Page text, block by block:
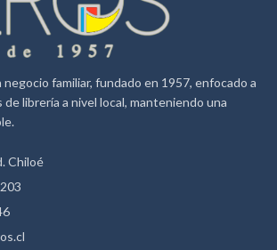
familiar, fundado en 1957, enfocado a
librería a nivel local, manteniendo una
Chiloé